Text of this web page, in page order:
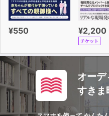
¥550 ¥2,200
チケット
オーデ
すきま